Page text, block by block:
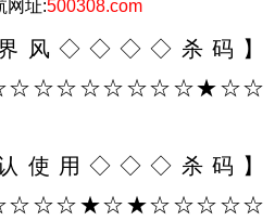
网址:500308.com
界风◇◇◇◇杀码】
认使用◇◇◇杀码】